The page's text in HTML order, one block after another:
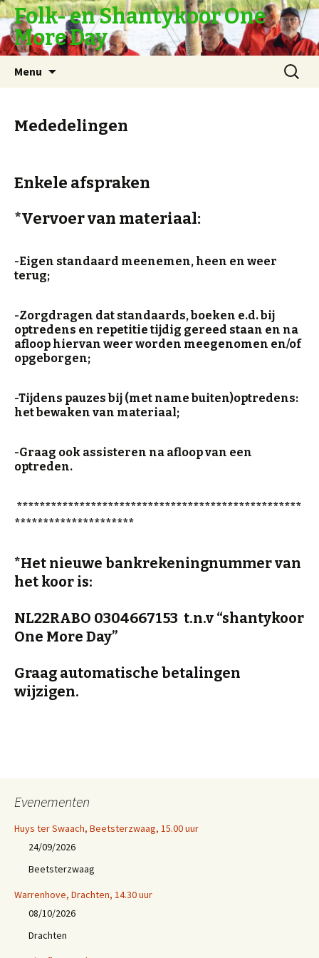
Folk- en Shantykoor One
More Day
Menu
springen
Zoeken
naar:
Mededelingen
Enkele afspraken
*Vervoer van materiaal:
-Eigen standaard meenemen, heen en weer
terug;
-Zorgdragen dat standaards, boeken e.d. bij
optredens en repetitie tijdig gereed staan en na
afloop hiervan weer worden meegenomen en/of
opgeborgen;
-Tijdens pauzes bij (met name buiten)optredens:
het bewaken van materiaal;
-Graag ook assisteren na afloop van een
optreden.
**************************************************
*********************
*Het nieuwe bankrekeningnummer van
het koor is:
NL22RABO 0304667153 t.n.v “shantykoor
One More Day”
Graag automatische betalingen
wijzigen.
Evenementen
Huys ter Swaach, Beetsterzwaag, 15.00 uur
24/09/2026
Beetsterzwaag
Warrenhove, Drachten, 14.30 uur
08/10/2026
Drachten